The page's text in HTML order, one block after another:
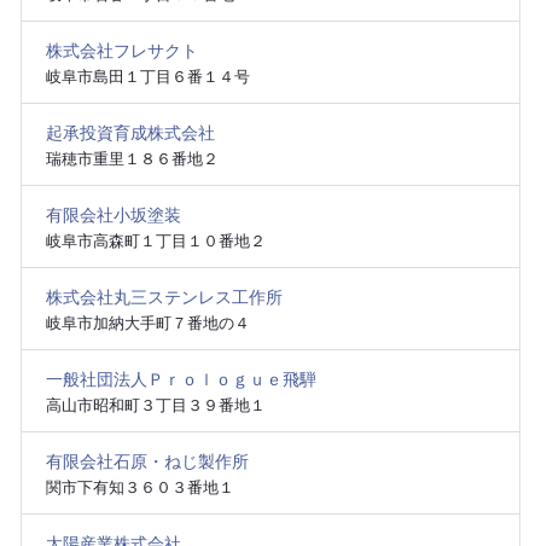
株式会社フレサクト
岐阜市島田１丁目６番１４号
起承投資育成株式会社
瑞穂市重里１８６番地２
有限会社小坂塗装
岐阜市高森町１丁目１０番地２
株式会社丸三ステンレス工作所
岐阜市加納大手町７番地の４
一般社団法人Ｐｒｏｌｏｇｕｅ飛騨
高山市昭和町３丁目３９番地１
有限会社石原・ねじ製作所
関市下有知３６０３番地１